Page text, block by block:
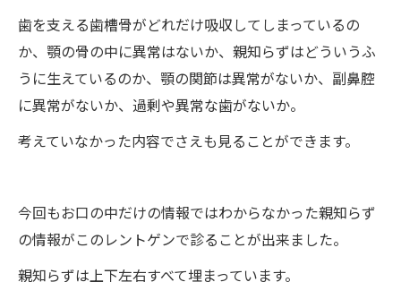
歯を支える歯槽骨がどれだけ吸収してしまっているの
か、顎の骨の中に異常はないか、親知らずはどういうふ
うに生えているのか、顎の関節は異常がないか、副鼻腔
に異常がないか、過剰や異常な歯がないか。
考えていなかった内容でさえも見ることができます。
今回もお口の中だけの情報ではわからなかった親知らず
の情報がこのレントゲンで診ることが出来ました。
親知らずは上下左右すべて埋まっています。